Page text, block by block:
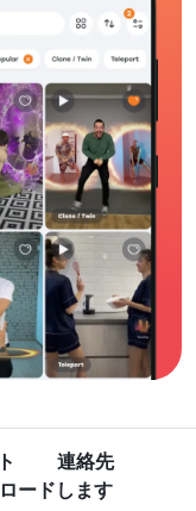
連絡先
ードします